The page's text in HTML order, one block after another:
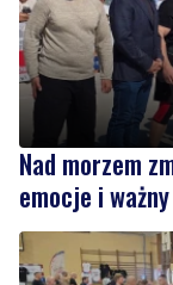
Nad morzem
emocje i